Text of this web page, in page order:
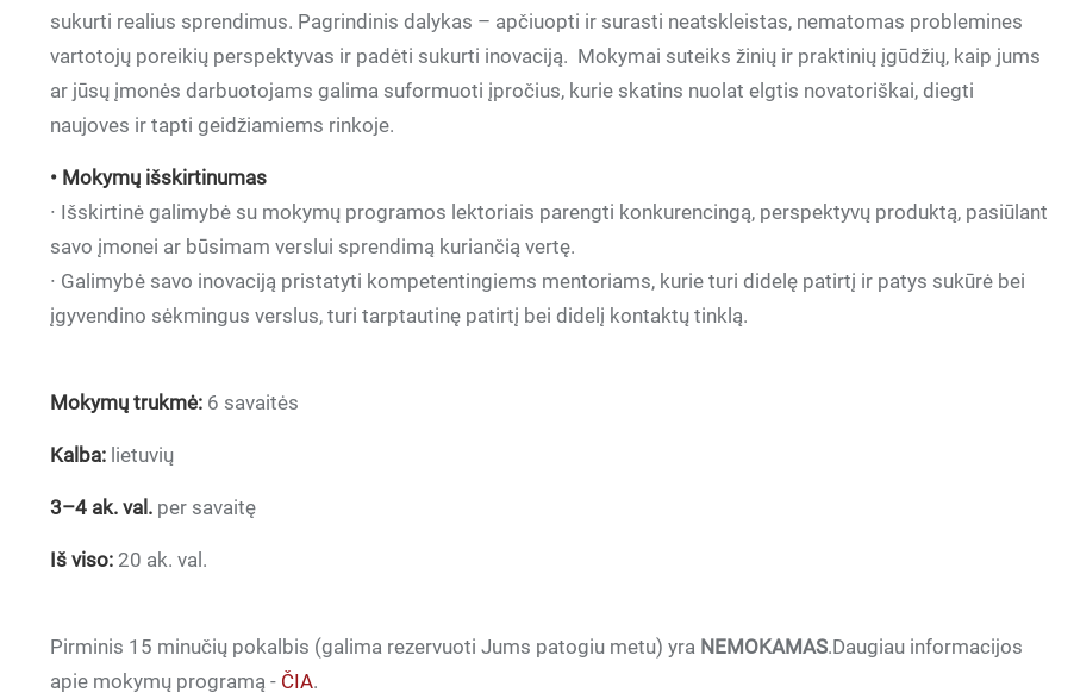
sukurti realius sprendimus. Pagrindinis dalykas – apčiuopti ir surasti neatskleistas, nematomas problemines
vartotojų poreikių perspektyvas ir padėti sukurti inovaciją. Mokymai suteiks žinių ir praktinių įgūdžių, kaip jums
ar jūsų įmonės darbuotojams galima suformuoti įpročius, kurie skatins nuolat elgtis novatoriškai, diegti
naujoves ir tapti geidžiamiems rinkoje.
• Mokymų išskirtinumas
∙ Išskirtinė galimybė su mokymų programos lektoriais parengti konkurencingą, perspektyvų produktą, pasiūlant
savo įmonei ar būsimam verslui sprendimą kuriančią vertę.
∙ Galimybė savo inovaciją pristatyti kompetentingiems mentoriams, kurie turi didelę patirtį ir patys sukūrė bei
įgyvendino sėkmingus verslus, turi tarptautinę patirtį bei didelį kontaktų tinklą.
Mokymų trukmė: 6 savaitės
Kalba: lietuvių
3–4 ak. val. per savaitę
Iš viso: 20 ak. val.
Pirminis 15 minučių pokalbis (galima rezervuoti Jums patogiu metu) yra NEMOKAMAS.Daugiau informacijos
apie mokymų programą - ČIA.